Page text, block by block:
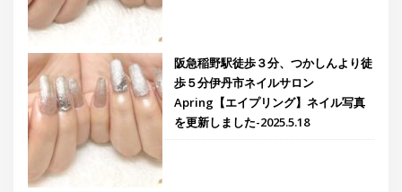
阪急稲野駅徒歩３分、つかしんより徒
歩５分伊丹市ネイルサロン
Apring【エイプリング】ネイル写真
を更新しました-2025.5.18